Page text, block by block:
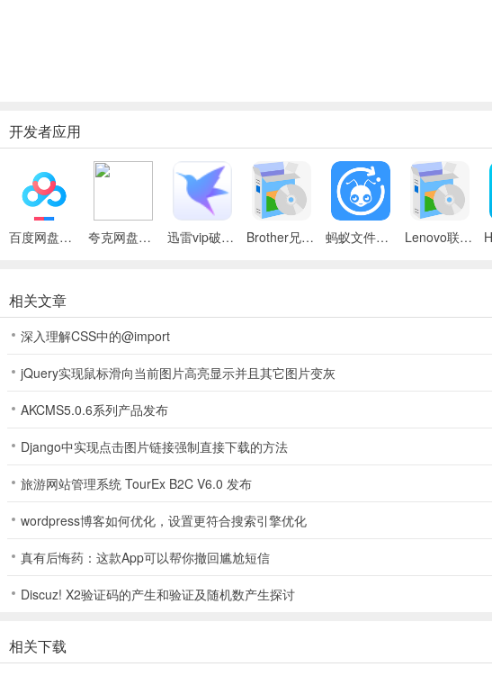
开发者应用
百度网盘绿色免安装Pc电脑版 夸克网盘官方正式版 迅雷vip破解版永久会员2024版 Brother兄弟 MFC-8480DN多功能一体机ISIS驱动 蚂蚁文件（数据恢复大师） Lenovo联想 ThinkPad SL300/SL400/SL500笔记本BIOS
相关文章
深入理解CSS中的@import
jQuery实现鼠标滑向当前图片高亮显示并且其它图片变灰
AKCMS5.0.6系列产品发布
Django中实现点击图片链接强制直接下载的方法
旅游网站管理系统 TourEx B2C V6.0 发布
wordpress博客如何优化，设置更符合搜索引擎优化
真有后悔药：这款App可以帮你撤回尴尬短信
Discuz! X2验证码的产生和验证及随机数产生探讨
相关下载